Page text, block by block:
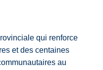
qui renforce
et des centaines
au